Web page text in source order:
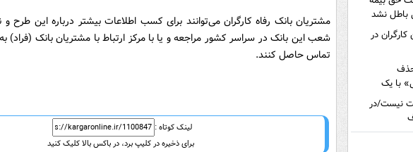
باطل نشد
در
با یک
نیست/در
است
مشتریان بانک رفاه کارگران می‌توانند برای کسب اطلاعات بیشتر درباره این طرح
تماس حاصل کنند.
لینک کوتاه :
برای ذخیره در کلیپ برد، در باکس بالا کلیک کنید